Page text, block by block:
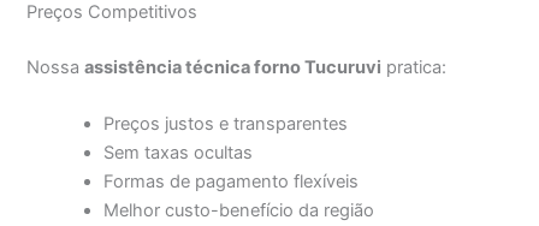
Preços Competitivos
Nossaassistência técnica forno Tucuruvi pratica:
Preços justos e transparentes
Sem taxas ocultas
Formas de pagamento flexíveis
Melhor custo-benefício da região